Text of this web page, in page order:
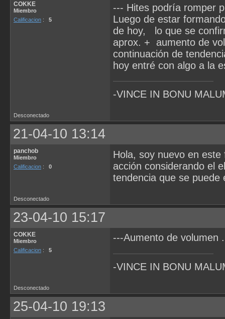
COKKE
Miembro
Calificacion : 5
--- Hites podría romper
Luego de estar
de hoy, lo que se
aprox. + aumento de
continuación de
hoy entré con algo a la
-VINCE IN BONU
Desconectado
21-04-10 13:14
panchob
Miembro
Calificacion : 0
Hola, soy nuevo en
acción considerando el
tendencia que se puede
Desconectado
23-04-10 15:17
COKKE
Miembro
Calificacion : 5
---Aumento de volumen
-VINCE IN BONU
Desconectado
25-04-10 19:13